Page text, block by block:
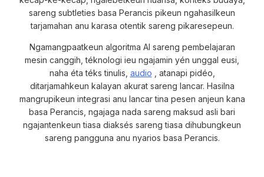
sareng subtleties basa Perancis pikeun ngahasilkeun
tarjamahan anu karasa otentik sareng pikaresepeun.
Ngamangpaatkeun algoritma AI sareng pembelajaran
mesin canggih, téknologi ieu ngajamin yén unggal eusi,
naha éta téks tinulis, audio , atanapi pidéo,
ditarjamahkeun kalayan akurat sareng lancar. Hasilna
mangrupikeun integrasi anu lancar tina pesen anjeun kana
basa Perancis, ngajaga nada sareng maksud asli bari
ngajantenkeun tiasa diaksés sareng tiasa dihubungkeun
sareng pangguna anu nyarios basa Perancis.